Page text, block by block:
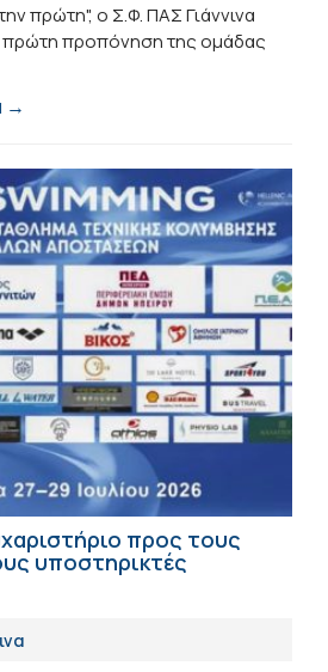
πρώτη", ο Σ.Φ. ΠΑΣ Γιάννινα
πρώτη προπόνηση της ομάδας
→
προς τους
υποστηρικτές